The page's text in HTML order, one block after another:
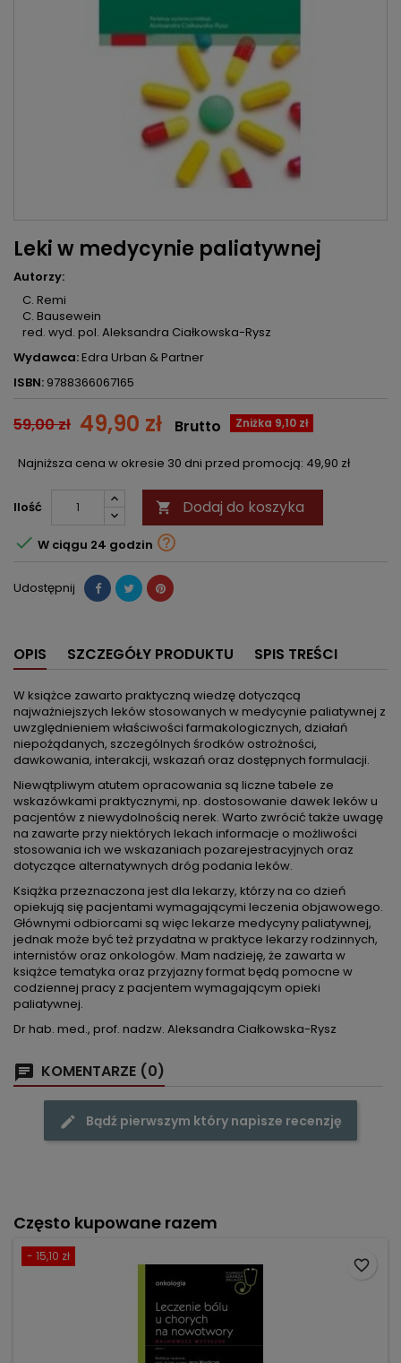
Leki w medycynie paliatywnej
Autorzy:
C. Remi
C. Bausewein
red. wyd. pol. Aleksandra Ciałkowska-Rysz
Wydawca:Edra Urban & Partner
ISBN: 9788366067165
59,00 zł 49,90 zł Zniżka 9,10 zł
Brutto
Najniższa cena w okresie 30 dni przed promocją: 49,90 zł
Ilość  Dodaj do koszyka
 W ciągu 24 godzin 
Udostępnij
OPIS SZCZEGÓŁY PRODUKTU SPIS TREŚCI
W książce zawarto praktyczną wiedzę dotyczącą
najważniejszych leków stosowanych w medycynie paliatywnej z
uwzględnieniem właściwości farmakologicznych, działań
niepożądanych, szczególnych środków ostrożności,
dawkowania, interakcji, wskazań oraz dostępnych formulacji.
Niewątpliwym atutem opracowania są liczne tabele ze
wskazówkami praktycznymi, np. dostosowanie dawek leków u
pacjentów z niewydolnością nerek. Warto zwrócić także uwagę
na zawarte przy niektórych lekach informacje o możliwości
stosowania ich we wskazaniach pozarejestracyjnych oraz
dotyczące alternatywnych dróg podania leków.
Książka przeznaczona jest dla lekarzy, którzy na co dzień
opiekują się pacjentami wymagającymi leczenia objawowego.
Głównymi odbiorcami są więc lekarze medycyny paliatywnej,
jednak może być też przydatna w praktyce lekarzy rodzinnych,
internistów oraz onkologów. Mam nadzieję, że zawarta w
książce tematyka oraz przyjazny format będą pomocne w
codziennej pracy z pacjentem wymagającym opieki
paliatywnej.
Dr hab. med., prof. nadzw. Aleksandra Ciałkowska-Rysz
KOMENTARZE (0)
Bądź pierwszym który napisze recenzję
Często kupowane razem
- 15,10 zł
favorite_border